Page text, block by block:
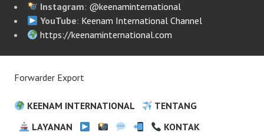
Instagram: @keenaminternational
YouTube: Keenam International Channel
https://keenaminternational.com
Forwarder Export
KEENAM INTERNATIONAL
TENTANG
LAYANAN
KONTAK